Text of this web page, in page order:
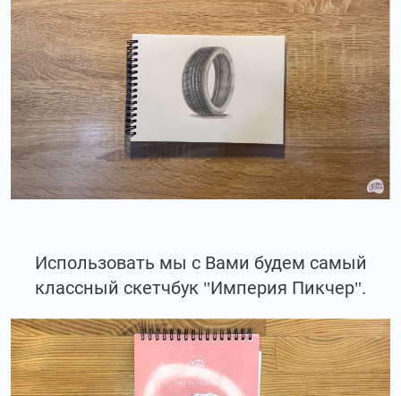
Использовать мы с Вами будем самый
классный скетчбук "Империя Пикчер".